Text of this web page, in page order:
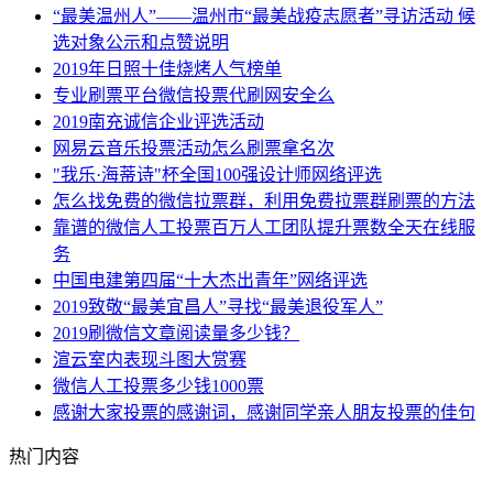
“最美温州人”——温州市“最美战疫志愿者”寻访活动 候
选对象公示和点赞说明
2019年日照十佳烧烤人气榜单
专业刷票平台微信投票代刷网安全么
2019南充诚信企业评选活动
网易云音乐投票活动怎么刷票拿名次
"我乐·海蒂诗"杯全国100强设计师网络评选
怎么找免费的微信拉票群，利用免费拉票群刷票的方法
靠谱的微信人工投票百万人工团队提升票数全天在线服
务
中国电建第四届“十大杰出青年”网络评选
2019致敬“最美宜昌人”寻找“最美退役军人”
2019刷微信文章阅读量多少钱？
渲云室内表现斗图大赏赛
微信人工投票多少钱1000票
感谢大家投票的感谢词，感谢同学亲人朋友投票的佳句
热门内容